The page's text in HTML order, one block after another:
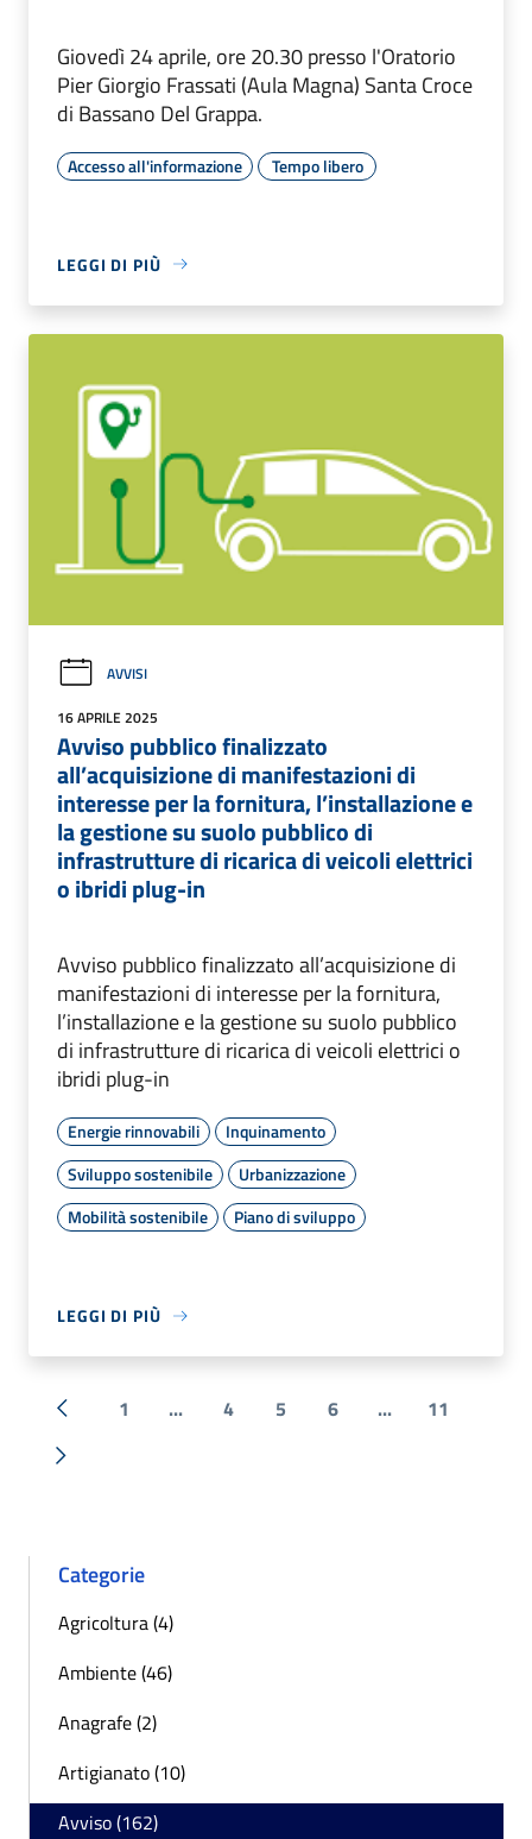
Giovedì 24 aprile, ore 20.30 presso l'Oratorio
Pier Giorgio Frassati (Aula Magna) Santa Croce
di Bassano Del Grappa.
Accesso all'informazione Tempo libero
LEGGI DI PIÙ
AVVISI
16 APRILE 2025
Avviso pubblico finalizzato
all’acquisizione di manifestazioni di
interesse per la fornitura, l’installazione e
la gestione su suolo pubblico di
infrastrutture di ricarica di veicoli elettrici
o ibridi plug-in
Avviso pubblico finalizzato all’acquisizione di
manifestazioni di interesse per la fornitura,
l’installazione e la gestione su suolo pubblico
di infrastrutture di ricarica di veicoli elettrici o
ibridi plug-in
Energie rinnovabili
Inquinamento
Sviluppo sostenibile
Urbanizzazione
Mobilità sostenibile
Piano di sviluppo
LEGGI DI PIÙ
« Precedente
1 ... 4 5 6 ... 11
Successiva »
Categorie
Agricoltura (4)
Ambiente (46)
Anagrafe (2)
Artigianato (10)
Avviso (162)